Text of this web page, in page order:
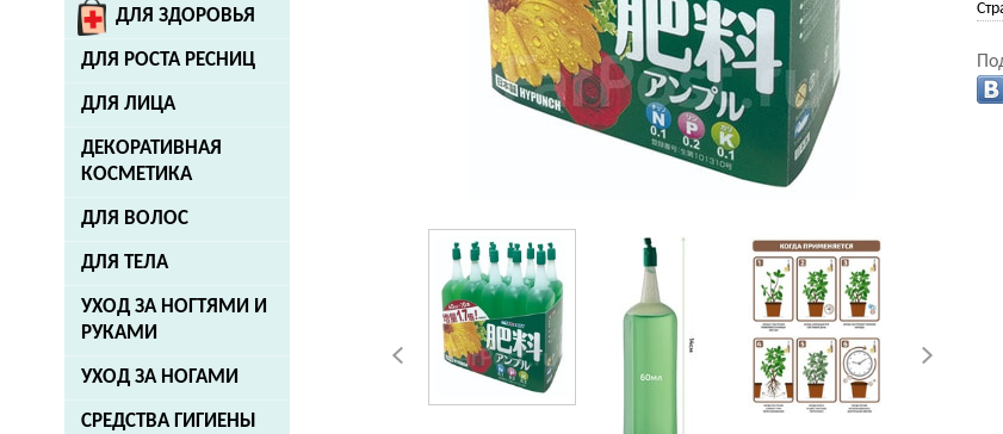
ДЛЯ ЗДОРОВЬЯ
ДЛЯ РОСТА РЕСНИЦ
ДЛЯ ЛИЦА
ДЕКОРАТИВНАЯ
КОСМЕТИКА
ДЛЯ ВОЛОС
ДЛЯ ТЕЛА
УХОД ЗА НОГТЯМИ И
РУКАМИ
УХОД ЗА НОГАМИ
СРЕДСТВА ГИГИЕНЫ